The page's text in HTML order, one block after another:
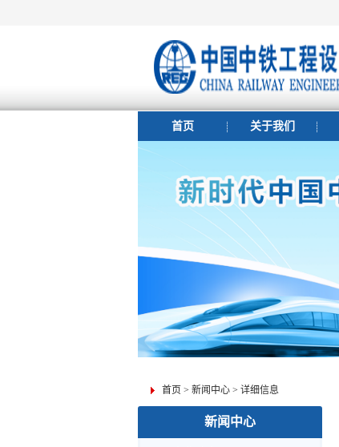
首页 关于我们
首页 > 新闻中心 > 详细信息
新闻中心